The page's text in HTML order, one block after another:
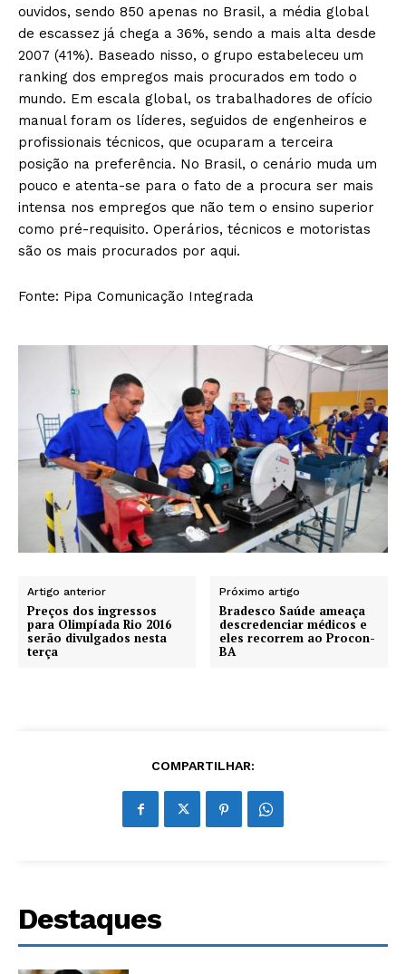
ouvidos, sendo 850 apenas no Brasil, a média global
de escassez já chega a 36%, sendo a mais alta desde
2007 (41%). Baseado nisso, o grupo estabeleceu um
ranking dos empregos mais procurados em todo o
mundo. Em escala global, os trabalhadores de ofício
manual foram os líderes, seguidos de engenheiros e
profissionais técnicos, que ocuparam a terceira
posição na preferência. No Brasil, o cenário muda um
pouco e atenta-se para o fato de a procura ser mais
intensa nos empregos que não tem o ensino superior
como pré-requisito. Operários, técnicos e motoristas
são os mais procurados por aqui.
Fonte: Pipa Comunicação Integrada
Artigo anterior
Preços dos ingressos
para Olimpíada Rio 2016
serão divulgados nesta
terça
Próximo artigo
Bradesco Saúde ameaça
descredenciar médicos e
eles recorrem ao Procon-
BA
COMPARTILHAR:
Destaques